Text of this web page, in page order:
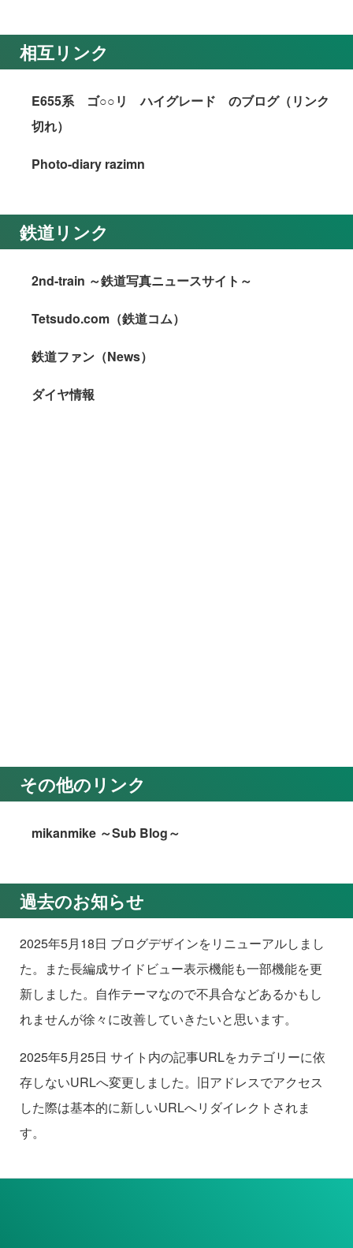
相互リンク
E655系 ゴ○○リ ハイグレード のブログ（リンク
切れ）
Photo-diary razimn
鉄道リンク
2nd-train ～鉄道写真ニュースサイト～
Tetsudo.com（鉄道コム）
鉄道ファン（News）
ダイヤ情報
その他のリンク
mikanmike ～Sub Blog～
過去のお知らせ
2025年5月18日 ブログデザインをリニューアルしまし
た。また長編成サイドビュー表示機能も一部機能を更
新しました。自作テーマなので不具合などあるかもし
れませんが徐々に改善していきたいと思います。
2025年5月25日 サイト内の記事URLをカテゴリーに依
存しないURLへ変更しました。旧アドレスでアクセス
した際は基本的に新しいURLへリダイレクトされま
す。